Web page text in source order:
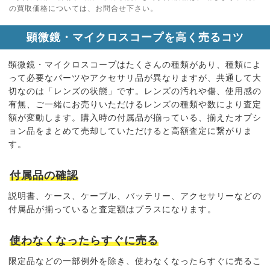
の買取価格については、お問合せ下さい。
顕微鏡・マイクロスコープを高く売るコツ
顕微鏡・マイクロスコープはたくさんの種類があり、種類によ
って必要なパーツやアクセサリ品が異なりますが、共通して大
切なのは「レンズの状態」です。レンズの汚れや傷、使用感の
有無、ご一緒にお売りいただけるレンズの種類や数により査定
額が変動します。購入時の付属品が揃っている、揃えたオプシ
ョン品をまとめて売却していただけると高額査定に繋がりま
す。
付属品の確認
説明書、ケース、ケーブル、バッテリー、アクセサリーなどの
付属品が揃っていると 査定額はプラス になります。
使わなくなったらすぐに売る
限定品などの一部例外を除き、 使わなくなったらすぐに売る こ